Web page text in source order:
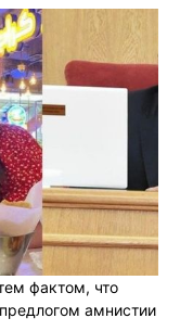
фактом, что
амнистии